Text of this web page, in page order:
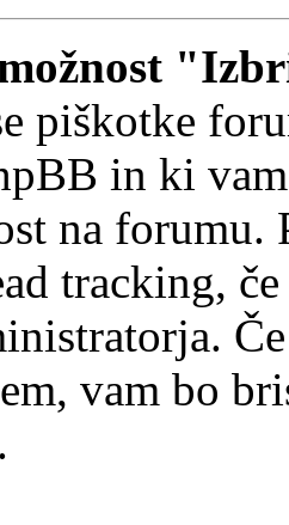
piškotke
in ki
na forumu.
tracking,
vam bo